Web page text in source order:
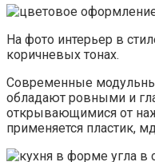
На фото интерьер в
коричневых тонах.
Современные
обладают ровными и
открывающимися от
применяется пластик,